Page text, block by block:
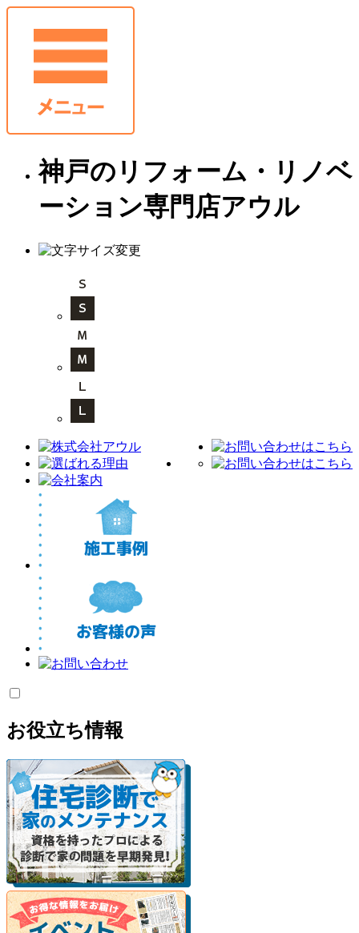
神戸のリフォーム・リノベ
ーション専門店アウル
お役立ち情報